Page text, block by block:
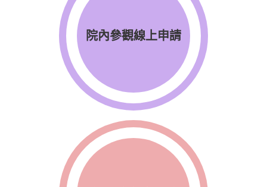
院內參觀線上申請